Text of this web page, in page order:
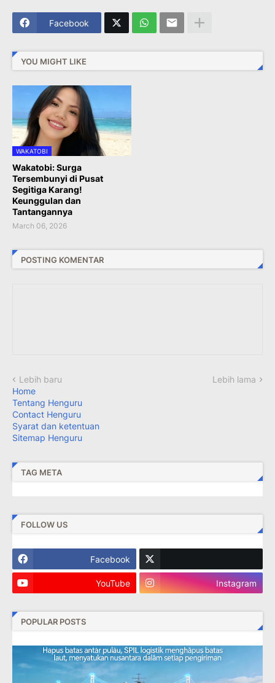
Facebook
YOU MIGHT LIKE
WAKATOBI
Wakatobi: Surga
Tersembunyi di Pusat
Segitiga Karang!
Keunggulan dan
Tantangannya
March 06, 2026
POSTING KOMENTAR
Lebih baru
Lebih lama
Home
Tentang Henguru
Contact Henguru
Syarat dan ketentuan
Sitemap Henguru
TAG META
FOLLOW US
Facebook
YouTube Instagram
POPULAR POSTS